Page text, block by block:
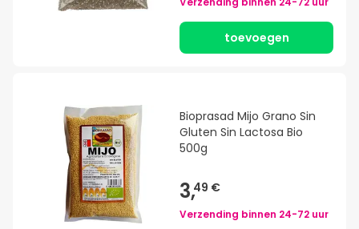
toevoegen
Bioprasad Mijo Grano Sin
Gluten Sin Lactosa Bio
500g
3,49 €
Verzending binnen 24-72 uur